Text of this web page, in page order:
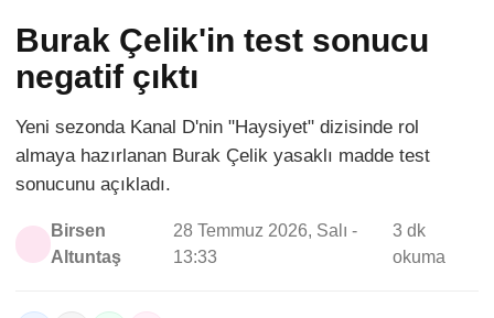
Burak Çelik'in test sonucu
negatif çıktı
Yeni sezonda Kanal D'nin "Haysiyet" dizisinde rol
almaya hazırlanan Burak Çelik yasaklı madde test
sonucunu açıkladı.
Birsen
Altuntaş
28 Temmuz 2026, Salı -
13:33
3 dk
okuma